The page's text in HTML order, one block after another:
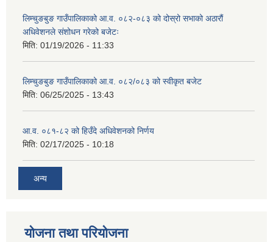
लिम्चुङबुङ गाउँपालिकाको आ.व. ०८२-०८३ को दोस्रो सभाको अठारौं
अधिवेशनले संशोधन गरेको बजेटः
मिति: 01/19/2026 - 11:33
लिम्चुङबुङ गाउँपालिकाको आ.व. ०८२/०८३ को स्वीकृत बजेट
मिति: 06/25/2025 - 13:43
आ.व. ०८१-८२ को हिउँदे अधिवेशनको निर्णय
मिति: 02/17/2025 - 10:18
अन्य
योजना तथा परियोजना